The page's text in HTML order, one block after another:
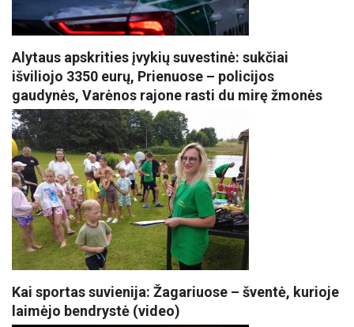
Alytaus apskrities įvykių suvestinė: sukčiai
išviliojo 3350 eurų, Prienuose – policijos
gaudynės, Varėnos rajone rasti du mirę žmonės
Kai sportas suvienija: Žagariuose – šventė, kurioje
laimėjo bendrystė (video)